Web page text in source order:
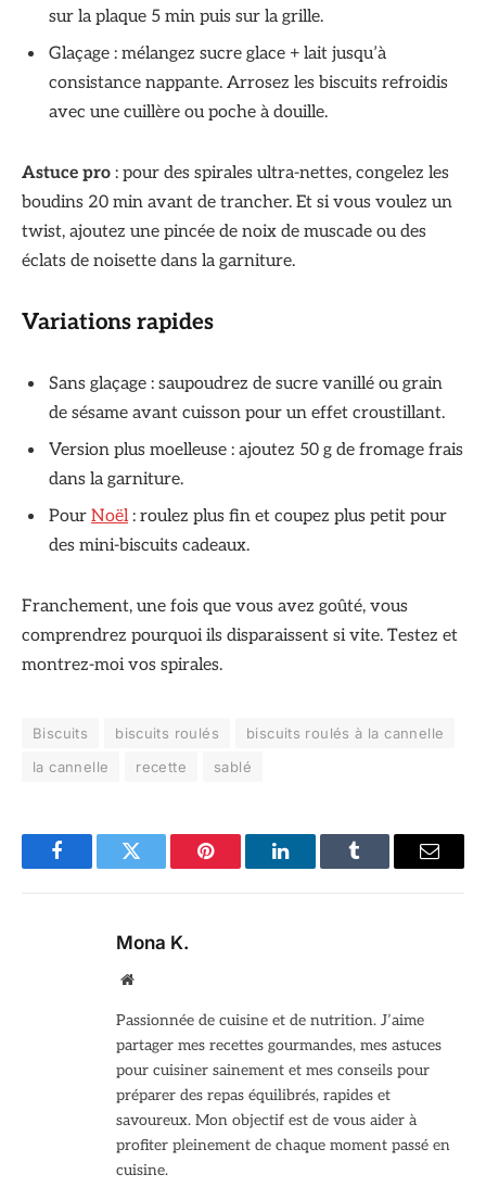
sur la plaque 5 min puis sur la grille.
Glaçage : mélangez sucre glace + lait jusqu’à
consistance nappante. Arrosez les biscuits refroidis
avec une cuillère ou poche à douille.
Astuce pro : pour des spirales ultra-nettes, congelez les
boudins 20 min avant de trancher. Et si vous voulez un
twist, ajoutez une pincée de noix de muscade ou des
éclats de noisette dans la garniture.
Variations rapides
Sans glaçage : saupoudrez de sucre vanillé ou grain
de sésame avant cuisson pour un effet croustillant.
Version plus moelleuse : ajoutez 50 g de fromage frais
dans la garniture.
Pour Noël: roulez plus fin et coupez plus petit pour
des mini-biscuits cadeaux.
Franchement, une fois que vous avez goûté, vous
comprendrez pourquoi ils disparaissent si vite. Testez et
montrez-moi vos spirales.
Biscuits biscuits roulés
biscuits roulés à la cannelle
la cannelle
recette sablé
FacebookTwitter Pinterest LinkedInTumblr Email
Mona K.
Site
Passionnée de cuisine et de nutrition. J’aime
partager mes recettes gourmandes, mes astuces
pour cuisiner sainement et mes conseils pour
préparer des repas équilibrés, rapides et
savoureux. Mon objectif est de vous aider à
profiter pleinement de chaque moment passé en
cuisine.